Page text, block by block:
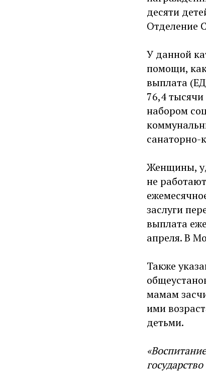
десяти
Отделение
У данной
помощи,
выплата
76,4
набором
санаторно-
Женщины,
не
заслуги
выплата
апреля. В
Также
мамам
ими
детьми.